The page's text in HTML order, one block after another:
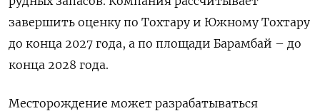
завершить оценку по Тохтару и Южному Тохтару
до конца 2027 года, а по площади Барамбай – до
конца 2028 года.
Месторождение может разрабатываться